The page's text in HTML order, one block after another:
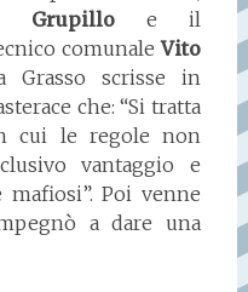
Grupillo e il
comunale Vito
Grasso scrisse in
che: “Si tratta
cui le regole non
vantaggio e
Poi venne
a dare una